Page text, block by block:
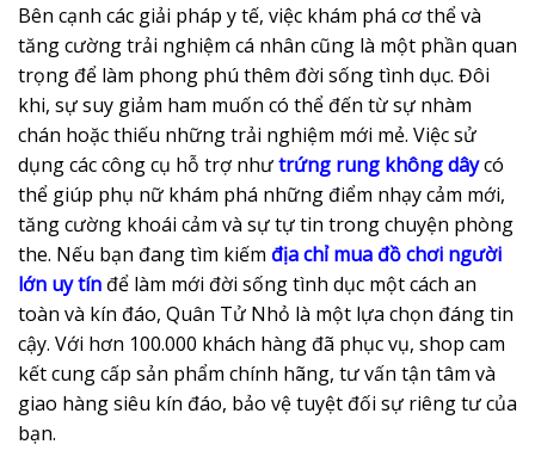
Bên cạnh các giải pháp y tế, việc khám phá cơ thể và
tăng cường trải nghiệm cá nhân cũng là một phần quan
trọng để làm phong phú thêm đời sống tình dục. Đôi
khi, sự suy giảm ham muốn có thể đến từ sự nhàm
chán hoặc thiếu những trải nghiệm mới mẻ. Việc sử
dụng các công cụ hỗ trợ nhưtrứng rung không dâycó
thể giúp phụ nữ khám phá những điểm nhạy cảm mới,
tăng cường khoái cảm và sự tự tin trong chuyện phòng
the. Nếu bạn đang tìm kiếm địa chỉ mua đồ chơi người
lớn uy tín để làm mới đời sống tình dục một cách an
toàn và kín đáo, Quân Tử Nhỏ là một lựa chọn đáng tin
cậy. Với hơn 100.000 khách hàng đã phục vụ, shop cam
kết cung cấp sản phẩm chính hãng, tư vấn tận tâm và
giao hàng siêu kín đáo, bảo vệ tuyệt đối sự riêng tư của
bạn.